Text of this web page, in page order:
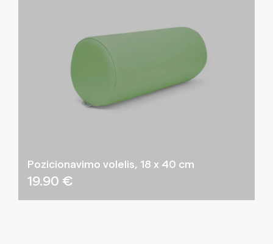
Pozicionavimo volelis, 18 x 40 cm
19.90 €